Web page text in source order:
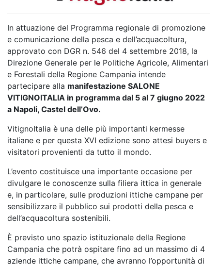
In attuazione del Programma regionale di promozione
e comunicazione della pesca e dell’acquacoltura,
approvato con DGR n. 546 del 4 settembre 2018, la
Direzione Generale per le Politiche Agricole, Alimentari
e Forestali della Regione Campania intende
partecipare alla manifestazione SALONE
VITIGNOITALIA in programma dal 5 al 7 giugno 2022
a Napoli, Castel dell’Ovo.
VitignoItalia è una delle più importanti kermesse
italiane e per questa XVI edizione sono attesi buyers e
visitatori provenienti da tutto il mondo.
L’evento costituisce una importante occasione per
divulgare le conoscenze sulla filiera ittica in generale
e, in particolare, sulle produzioni ittiche campane per
sensibilizzare il pubblico sui prodotti della pesca e
dell’acquacoltura sostenibili.
È previsto uno spazio istituzionale della Regione
Campania che potrà ospitare fino ad un massimo di 4
aziende ittiche campane, che avranno l’opportunità di